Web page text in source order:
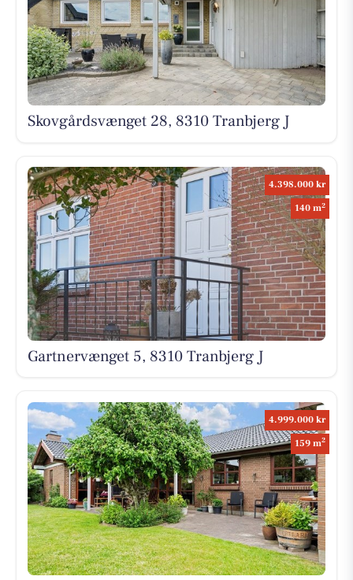
Skovgårdsvænget 28, 8310 Tranbjerg J
4.398.000 kr
140 m2
Gartnervænget 5, 8310 Tranbjerg J
4.999.000 kr
159 m2